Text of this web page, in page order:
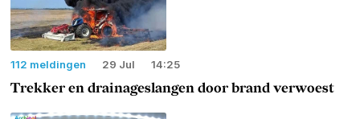
112 meldingen 29 Jul 14:25
Trekker en drainageslangen door brand verwoest